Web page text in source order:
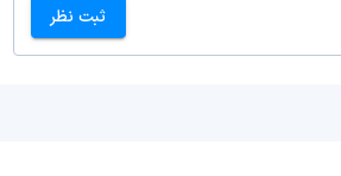
ثبت نظر